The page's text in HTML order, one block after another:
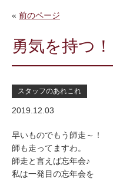
« 前のページ
勇気を持つ！
スタッフのあれこれ
2019.12.03
早いものでもう師走～！
師も走ってますわ。
師走と言えば忘年会♪
私は一発目の忘年会を